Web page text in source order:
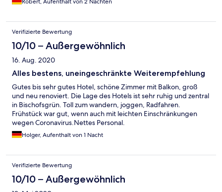
Robert, Aufenthalt von 2 Nächten
Verifizierte Bewertung
10/10 – Außergewöhnlich
16. Aug. 2020
Alles bestens, uneingeschränkte Weiterempfehlung
Gutes bis sehr gutes Hotel, schöne Zimmer mit Balkon, groß
und neu renoviert. Die Lage des Hotels ist sehr ruhig und zentral
in Bischofsgrün. Toll zum wandern, joggen, Radfahren.
Frühstück war gut, wenn auch mit leichten Einschränkungen
wegen Coronavirus.Nettes Personal.
Holger, Aufenthalt von 1 Nacht
Verifizierte Bewertung
10/10 – Außergewöhnlich